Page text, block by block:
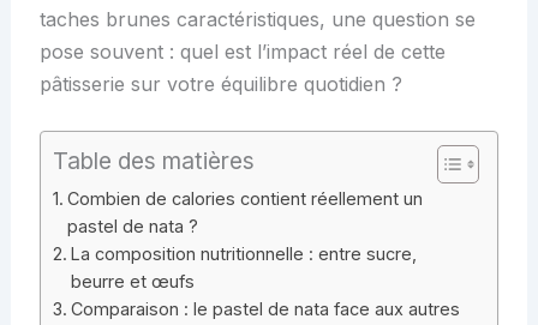
taches brunes caractéristiques, une question se
pose souvent : quel est l’impact réel de cette
pâtisserie sur votre équilibre quotidien ?
Table des matières
Combien de calories contient réellement un
pastel de nata ?
La composition nutritionnelle : entre sucre,
beurre et œufs
Comparaison : le pastel de nata face aux autres